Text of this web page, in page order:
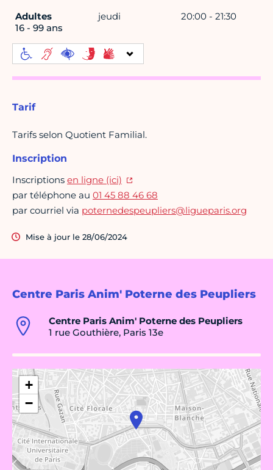
Centre Paris Anim' Poterne des Peupliers
Centre Paris Anim' Poterne des Peupliers
1 rue Gouthière, Paris 13e
+
−
Adultes
16 - 99 ans
jeudi 20:00 - 21:30
Tarif
Tarifs selon Quotient Familial.
Inscription
Inscriptions en ligne (ici)
par téléphone au 01 45 88 46 68
par courriel via poternedespeupliers@ligueparis.org
Mise à jour le 28/06/2024